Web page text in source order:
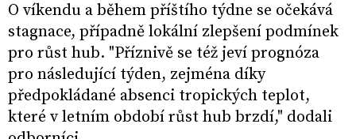
O víkendu a během příštího týdne se očekává
stagnace, případně lokální zlepšení podmínek
pro růst hub. "Příznivě se též jeví prognóza
pro následující týden, zejména díky
předpokládané absenci tropických teplot,
které v letním období růst hub brzdí," dodali